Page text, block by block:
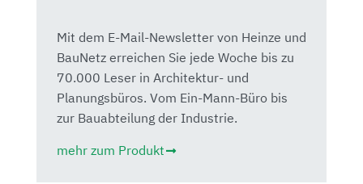
Mit dem E-Mail-Newsletter von Heinze und
BauNetz erreichen Sie jede Woche bis zu
70.000 Leser in Architektur- und
Planungsbüros. Vom Ein-Mann-Büro bis
zur Bauabteilung der Industrie.
mehr zum Produkt